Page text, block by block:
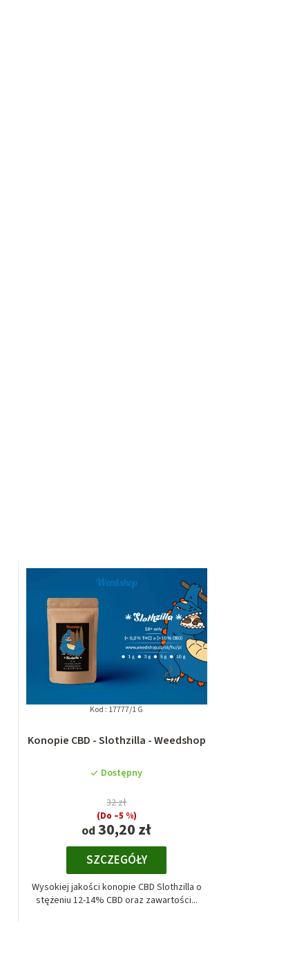
Konopie CBD - Slothzilla - Weedshop
Dostępny
od 30,20 zł
32 zł
(Do –5 %)
SZCZEGÓŁY
Wysokiej jakości konopie CBD Slothzilla o
stężeniu 12-14% CBD oraz zawartości...
Kod : 17777/1 G